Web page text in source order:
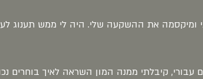
ומיקסמה את ההשקעה שלי. היה לי ממש תענוג
קיבלתי ממנה המון השראה לאיך בוחרים